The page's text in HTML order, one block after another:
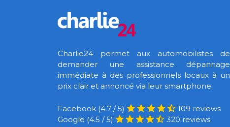
Charlie24 permet aux automobilistes de
demander une assistance dépannage
immédiate à des professionnels locaux à un
prix clair et annoncé via leur smartphone.
Facebook (4.7 / 5)
109 reviews
Google (4.5 / 5)
320 reviews